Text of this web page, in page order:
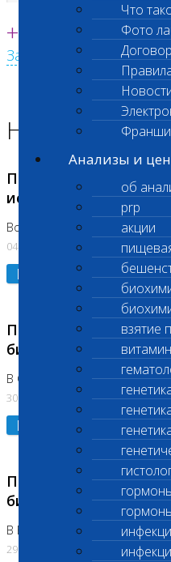
Единая круглосуточная справочная
+7 495 260 0
Заказать звонок с
Что
Фото
Анализы и
об
prp
акции
взятие
Главная страница
Новости
Приостановка
исследований
Во Владыкино
04.08.2026
Подробнее
Приостановлено
биохимических
В Сколково. Код (123,309,310)
30.07.2026
Подробнее
Приостановлено
биохимических
В Бутово 29.07.26
29.07.2026